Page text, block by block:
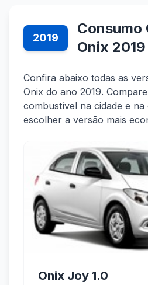
2019
Consumo
Onix 2019
Confira abaixo todas as
Onix do ano 2019.
combustível na cidade e na
escolher a versão mais
Onix Joy 1.0